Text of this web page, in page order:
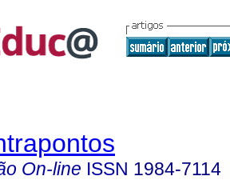
On-line ISSN 1984-7114